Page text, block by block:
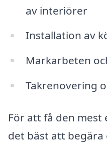
av interiörer
Installation av
Markarbeten
Takrenovering
För att få den
det bäst att